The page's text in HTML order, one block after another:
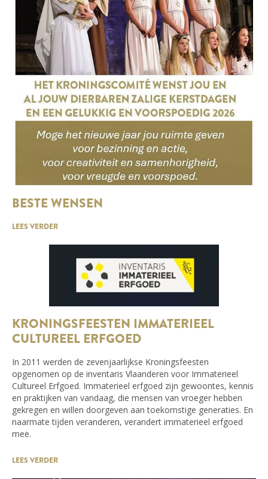
BESTE WENSEN
LEES VERDER
KRONINGSFEESTEN IMMATERIEEL
CULTUREEL ERFGOED
In 2011 werden de zevenjaarlijkse Kroningsfeesten
opgenomen op de inventaris Vlaanderen voor Immaterieel
Cultureel Erfgoed. Immaterieel erfgoed zijn gewoontes, kennis
en praktijken van vandaag, die mensen van vroeger hebben
gekregen en willen doorgeven aan toekomstige generaties. En
naarmate tijden veranderen, verandert immaterieel erfgoed
mee.
LEES VERDER